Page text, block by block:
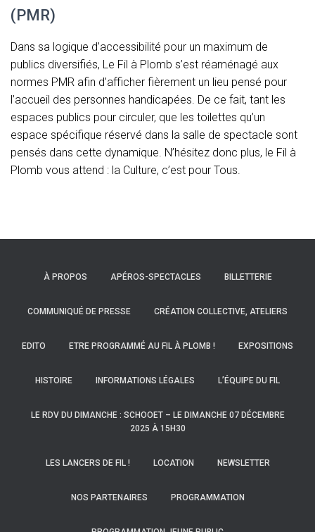
(PMR)
Dans sa logique d’accessibilité pour un maximum de
publics diversifiés, Le Fil à Plomb s’est réaménagé aux
normes PMR afin d’afficher fièrement un lieu pensé pour
l’accueil des personnes handicapées. De ce fait, tant les
espaces publics pour circuler, que les toilettes qu’un
espace spécifique réservé dans la salle de spectacle sont
pensés dans cette dynamique. N’hésitez donc plus, le Fil à
Plomb vous attend : la Culture, c’est pour Tous.
À PROPOS APÉROS-SPECTACLES BILLETTERIE
COMMUNIQUÉ DE PRESSE CRÉATION COLLECTIVE, ATELIERS
EDITO ETRE PROGRAMMÉ AU FIL À PLOMB ! EXPOSITIONS
HISTOIRE INFORMATIONS LÉGALES L’ÉQUIPE DU FIL
LE RDV DU DIMANCHE : SCHOOET – LE DIMANCHE 07 DÉCEMBRE
2025 À 15H30
LES LANCERS DE FIL ! LOCATION NEWSLETTER
NOS PARTENAIRES PROGRAMMATION